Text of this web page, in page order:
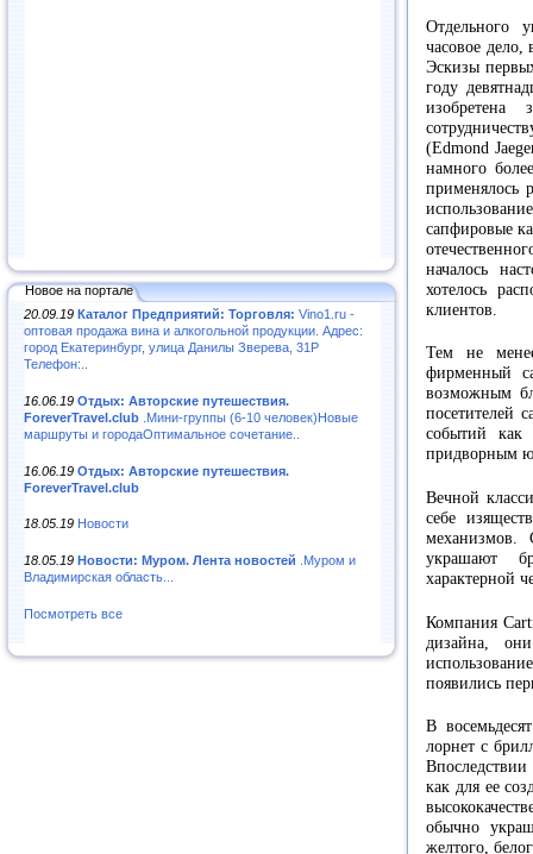
Новое на портале
20.09.19 Каталог Предприятий: Торговля: Vino1.ru -
оптовая продажа вина и алкогольной продукции. Адрес:
город Екатеринбург, улица Данилы Зверева, 31Р
Телефон:..
16.06.19 Отдых: Авторские путешествия.
ForeverTravel.club .Мини-группы (6-10 человек)Новые
маршруты и городаОптимальное сочетание..
16.06.19 Отдых: Авторские путешествия.
ForeverTravel.club
18.05.19 Новости
18.05.19 Новости: Муром. Лента новостей .Муром и
Владимирская область...
Посмотреть все
Отдельного
часовое
Эскизы
году
изобретена
(Edmond
намного
применялось
сапфировые
началось
хотелось
клиентов.
Тем не
фирменный
возможным
посетителей
событий
придворным
Вечной
себе
механизмов.
украшают
характерной
Компания
дизайна,
появились
В
лорнет с
Впоследствии
как для ее
обычно
желтого,